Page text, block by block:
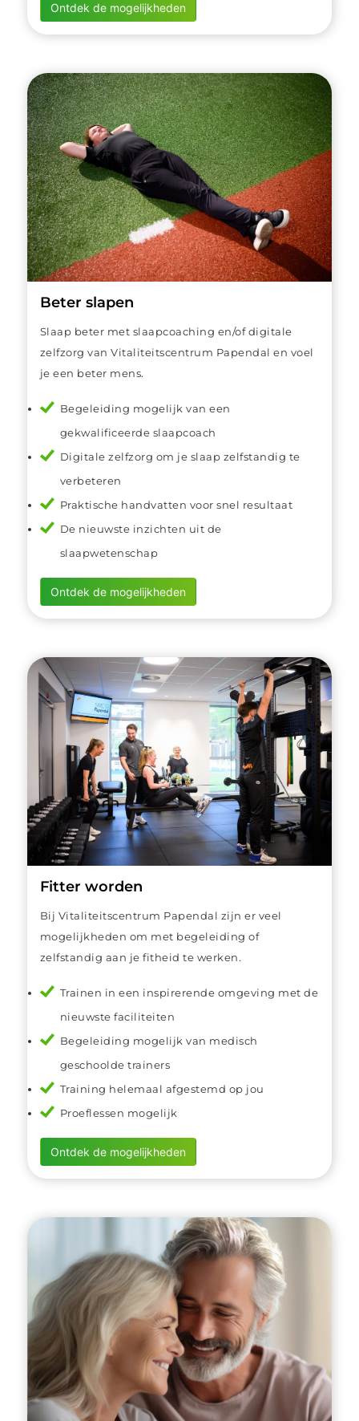
Ontdek de mogelijkheden
Beter slapen
Slaap beter met slaapcoaching en/of digitale
zelfzorg van Vitaliteitscentrum Papendal en voel
je een beter mens.
Begeleiding mogelijk van een
gekwalificeerde slaapcoach
Digitale zelfzorg om je slaap zelfstandig te
verbeteren
Praktische handvatten voor snel resultaat
De nieuwste inzichten uit de
slaapwetenschap
Ontdek de mogelijkheden
Fitter worden
Bij Vitaliteitscentrum Papendal zijn er veel
mogelijkheden om met begeleiding of
zelfstandig aan je fitheid te werken.
Trainen in een inspirerende omgeving met de
nieuwste faciliteiten
Begeleiding mogelijk van medisch
geschoolde trainers
Training helemaal afgestemd op jou
Proeflessen mogelijk
Ontdek de mogelijkheden